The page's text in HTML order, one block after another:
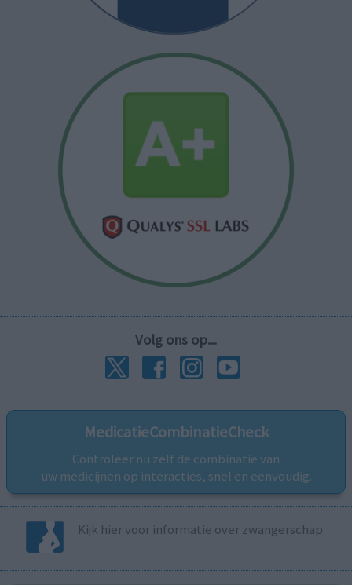
Volg ons op...
MedicatieCombinatieCheck
Controleer nu zelf de combinatie van
uw medicijnen op interacties, snel en eenvoudig.
Kijk hier voor informatie over zwangerschap.